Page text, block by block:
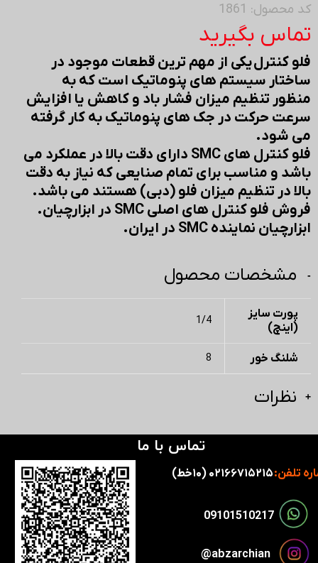
کد محصول: 1861
تماس بگیرید
فلو کنترل یکی از مهم ترین قطعات موجود در
ساختار سیستم های پنوماتیک است که به
منظور تنظیم میزان فشار باد و کاهش یا افزایش
سرعت حرکت در جک های پنوماتیک به کار گرفته
می شود.
فلو کنترل های SMC دارای دقت بالا در عملکرد می
باشد و مناسب برای تمام صنایعی که نیاز به دقت
بالا در تنظیم میزان فلو (دبی) هستند می باشد.
فروش فلو کنترل های اصلی SMC در ابزارچیان.
ابزارچیان نماینده SMC در ایران.
مشخصات محصول
پورت سایز
(اینچ)
1/4
شلنگ خور 8
نظرات
تماس با ما
تلفن:
​​09101510217​​​​​​​
​​​abzarchian@